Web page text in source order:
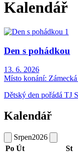
Kalendář
Den s pohádkou
13. 6. 2026
Místo konání:
Dětský den pořádá TJ
Kalendář
Srpen2026
Po Út St